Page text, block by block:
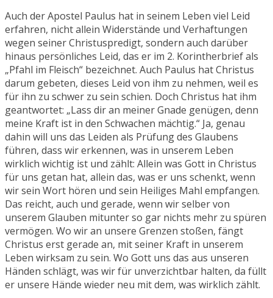
Auch der Apostel Paulus hat in seinem Leben viel Leid
erfahren, nicht allein Widerstände und Verhaftungen
wegen seiner Christuspredigt, sondern auch darüber
hinaus persönliches Leid, das er im 2. Korintherbrief als
„Pfahl im Fleisch“ bezeichnet. Auch Paulus hat Christus
darum gebeten, dieses Leid von ihm zu nehmen, weil es
für ihn zu schwer zu sein schien. Doch Christus hat ihm
geantwortet: „Lass dir an meiner Gnade genügen, denn
meine Kraft ist in den Schwachen mächtig.“ Ja, genau
dahin will uns das Leiden als Prüfung des Glaubens
führen, dass wir erkennen, was in unserem Leben
wirklich wichtig ist und zählt: Allein was Gott in Christus
für uns getan hat, allein das, was er uns schenkt, wenn
wir sein Wort hören und sein Heiliges Mahl empfangen.
Das reicht, auch und gerade, wenn wir selber von
unserem Glauben mitunter so gar nichts mehr zu spüren
vermögen. Wo wir an unsere Grenzen stoßen, fängt
Christus erst gerade an, mit seiner Kraft in unserem
Leben wirksam zu sein. Wo Gott uns das aus unseren
Händen schlägt, was wir für unverzichtbar halten, da füllt
er unsere Hände wieder neu mit dem, was wirklich zählt.